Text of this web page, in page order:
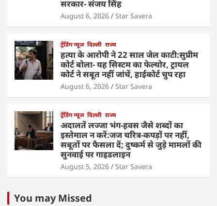
सरकार- संजय सिंह
August 6, 2026 Star Savera
ट्रेंडिंग न्यूज दिल्ली राज्य
हत्या के आरोपी ने 22 साल जेल काटी:सुप्रीम
कोर्ट बोला- यह सिस्टम का फेल्योर, ट्रायल
कोर्ट ने सबूत नहीं जांचें, हाईकोर्ट चुप रहा
August 6, 2026 Star Savera
ट्रेंडिंग न्यूज दिल्ली राज्य
अदालतें लज्जा भंग-हवस जैसे शब्दों का
इस्तेमाल न करें:जज चरित्र-कपड़ों पर नहीं,
सबूतों पर फैसला दें; दुष्कर्म से जुड़े मामलों की
सुनवाई पर गाइडलाइन
August 5, 2026 Star Savera
You may Missed